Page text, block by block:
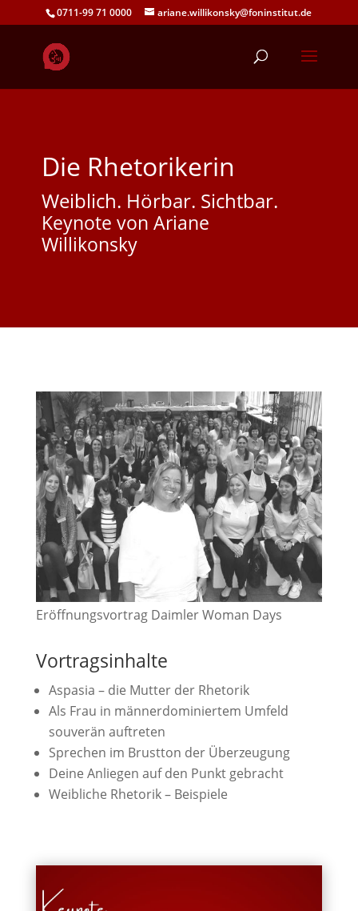
0711-99 71 0000 ariane.willikonsky@foninstitut.de
Die Rhetorikerin
Weiblich. Hörbar. Sichtbar.
Keynote von Ariane
Willikonsky
Eröffnungsvortrag Daimler Woman Days
Vortragsinhalte
Aspasia – die Mutter der Rhetorik
Als Frau in männerdominiertem Umfeld
souverän auftreten
Sprechen im Brustton der Überzeugung
Deine Anliegen auf den Punkt gebracht
Weibliche Rhetorik – Beispiele